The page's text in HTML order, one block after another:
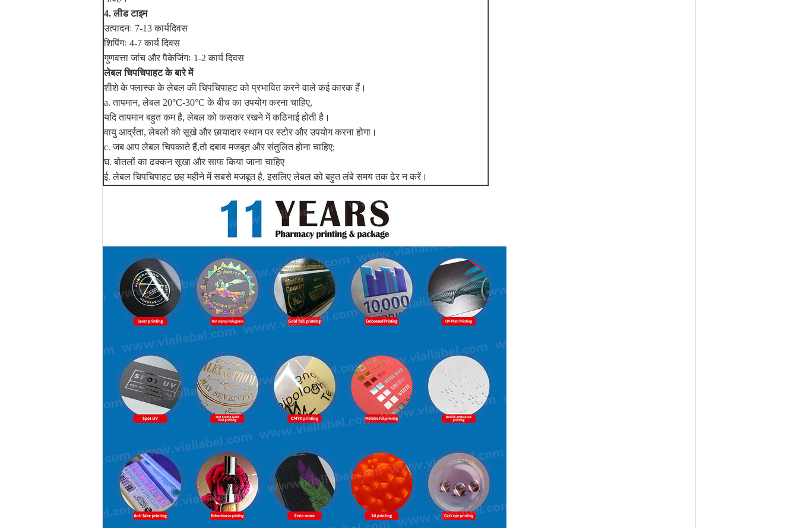
4. लीड टाइम
उत्पादनः 7-13 कार्यदिवस
शिपिंगः 4-7 कार्य दिवस
गुणवत्ता जांच और पैकेजिंगः 1-2 कार्य दिवस
लेबल चिपचिपाहट के बारे में
शीशे के फ्लास्क के लेबल की चिपचिपाहट को प्रभावित करने वाले कई कारक हैं।
a. तापमान, लेबल 20°C-30°C के बीच का उपयोग करना चाहिए,
यदि तापमान बहुत कम है, लेबल को कसकर रखने में कठिनाई होती है।
वायु आर्द्रता, लेबलों को सूखे और छायादार स्थान पर स्टोर और उपयोग करना होगा।
c. जब आप लेबल चिपकाते हैं,तो दबाव मजबूत और संतुलित होना चाहिए;
घ. बोतलों का ढक्कन सूखा और साफ किया जाना चाहिए
ई. लेबल चिपचिपाहट छह महीने में सबसे मजबूत है, इसलिए लेबल को बहुत लंबे समय तक ढेर न करें।